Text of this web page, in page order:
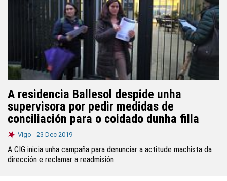
A residencia Ballesol despide unha
supervisora por pedir medidas de
conciliación para o coidado dunha filla
Vigo - 23 Dec 2019
A CIG inicia unha campaña para denunciar a actitude machista da
dirección e reclamar a readmisión